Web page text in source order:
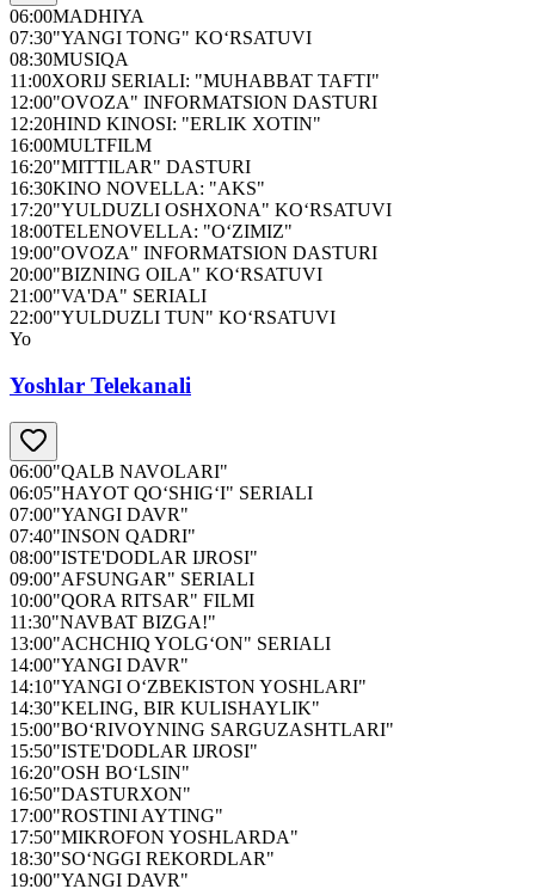
06:00MADHIYA
07:30"YANGI TONG" KO‘RSATUVI
08:30MUSIQA
11:00XORIJ SERIALI: "MUHABBAT TAFTI"
12:00"OVOZA" INFORMATSION DASTURI
12:20HIND KINOSI: "ERLIK XOTIN"
16:00MULTFILM
16:20"MITTILAR" DASTURI
16:30KINO NOVELLA: "AKS"
17:20"YULDUZLI OSHXONA" KO‘RSATUVI
18:00TELENOVELLA: "O‘ZIMIZ"
19:00"OVOZA" INFORMATSION DASTURI
20:00"BIZNING OILA" KO‘RSATUVI
21:00"VA'DA" SERIALI
22:00"YULDUZLI TUN" KO‘RSATUVI
Yo
Yoshlar Telekanali
06:00"QALB NAVOLARI"
06:05"HAYOT QO‘SHIG‘I" SERIALI
07:00"YANGI DAVR"
07:40"INSON QADRI"
08:00"ISTE'DODLAR IJROSI"
09:00"AFSUNGAR" SERIALI
10:00"QORA RITSAR" FILMI
11:30"NAVBAT BIZGA!"
13:00"ACHCHIQ YOLG‘ON" SERIALI
14:00"YANGI DAVR"
14:10"YANGI O‘ZBEKISTON YOSHLARI"
14:30"KELING, BIR KULISHAYLIK"
15:00"BO‘RIVOYNING SARGUZASHTLARI"
15:50"ISTE'DODLAR IJROSI"
16:20"OSH BO‘LSIN"
16:50"DASTURXON"
17:00"ROSTINI AYTING"
17:50"MIKROFON YOSHLARDA"
18:30"SO‘NGGI REKORDLAR"
19:00"YANGI DAVR"